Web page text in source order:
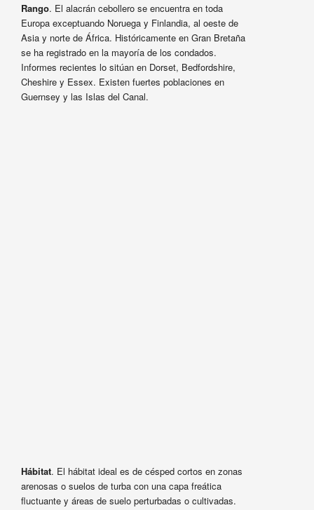
Rango. El alacrán cebollero se encuentra en toda
Europa exceptuando Noruega y Finlandia, al oeste de
Asia y norte de África. Históricamente en Gran Bretaña
se ha registrado en la mayoría de los condados.
Informes recientes lo sitúan en Dorset, Bedfordshire,
Cheshire y Essex. Existen fuertes poblaciones en
Guernsey y las Islas del Canal.
Hábitat. El hábitat ideal es de césped cortos en zonas
arenosas o suelos de turba con una capa freática
fluctuante y áreas de suelo perturbadas o cultivadas.